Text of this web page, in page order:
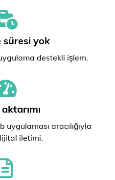
süresi yok
destekli işlem.
uygulaması aracılığıyla
iletimi.